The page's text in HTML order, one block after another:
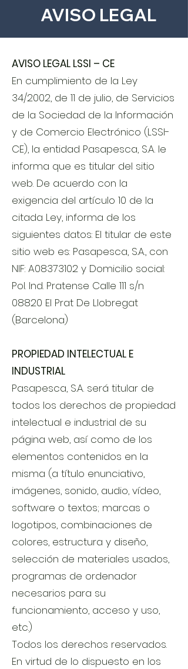
AVISO LEGAL
AVISO LEGAL LSSI – CE
En cumplimiento de la Ley
34/2002, de 11 de julio, de Servicios
de la Sociedad de la Información
y de Comercio Electrónico (LSSI-
CE), la entidad Pasapesca, S.A. le
informa que es titular del sitio
web. De acuerdo con la
exigencia del artículo 10 de la
citada Ley, informa de los
siguientes datos: El titular de este
sitio web es: Pasapesca, S.A., con
NIF: A08373102 y Domicilio social:
Pol. Ind. Pratense Calle 111 s/n
08820 El Prat De Llobregat
(Barcelona)
PROPIEDAD INTELECTUAL E
INDUSTRIAL
Pasapesca, S.A. será titular de
todos los derechos de propiedad
intelectual e industrial de su
página web, así como de los
elementos contenidos en la
misma (a título enunciativo,
imágenes, sonido, audio, vídeo,
software o textos; marcas o
logotipos, combinaciones de
colores, estructura y diseño,
selección de materiales usados,
programas de ordenador
necesarios para su
funcionamiento, acceso y uso,
etc.)
Todos los derechos reservados.
En virtud de lo dispuesto en los